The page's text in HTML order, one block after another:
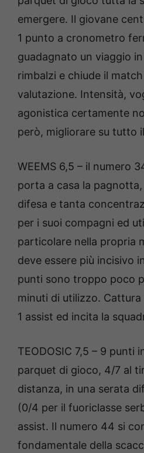
emergere. Il giovane
1 punto a cronometro
guadagnato un viaggio
rimbalzi e chiude il
valutazione. Intensità,
agonistica certamente
però, migliorare su tutto
WEEMS 6,5 – il numero
porta a casa la pagnotta,
difesa e tanta
per i suoi compagni ed
particolare nella propria
deve essere più incisivo
punti sono troppo poco
minuti di utilizzo.
1 assist ed incita la
TEODOSIC 7,5 – 9 punti
parquet di gioco, 4/7 al
distanza, in una serata
(0/4 per il fuoriclasse
assist. Il numero 44 si
fondamentale della